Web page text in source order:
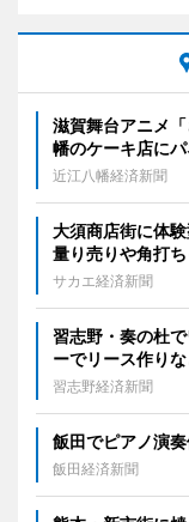
滋賀舞台アニメ
幡のケーキ店に
近江八幡経済新聞
大須商店街に体
量り売りや角打ち
サカエ経済新聞
習志野・奏の杜
ーでリース作り
習志野経済新聞
飯田でピアノ演
飯田経済新聞